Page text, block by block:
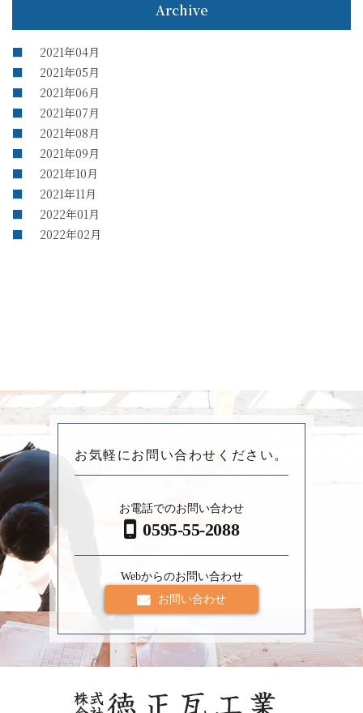
Archive
2021年04月
2021年05月
2021年06月
2021年07月
2021年08月
2021年09月
2021年10月
2021年11月
2022年01月
2022年02月
お気軽にお問い合わせください。
お電話でのお問い合わせ
0595-55-2088
Webからのお問い合わせ
お問い合わせ